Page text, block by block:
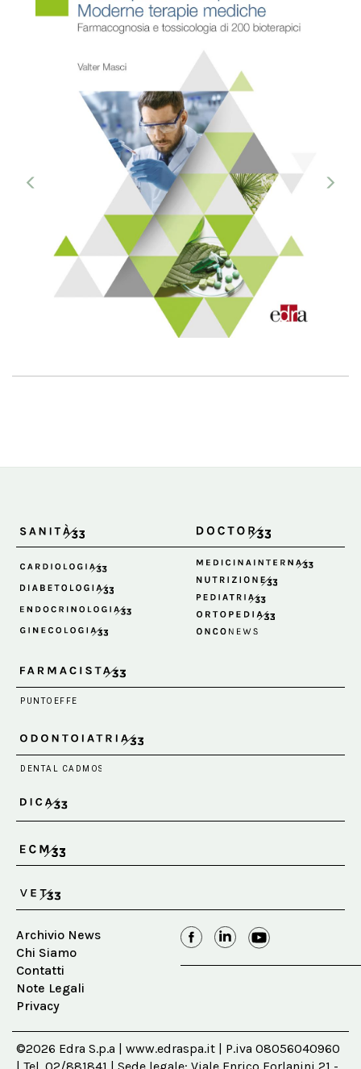
Archivio News
Chi Siamo
Contatti
Note Legali
Privacy
©2026 Edra S.p.a | www.edraspa.it | P.iva 08056040960